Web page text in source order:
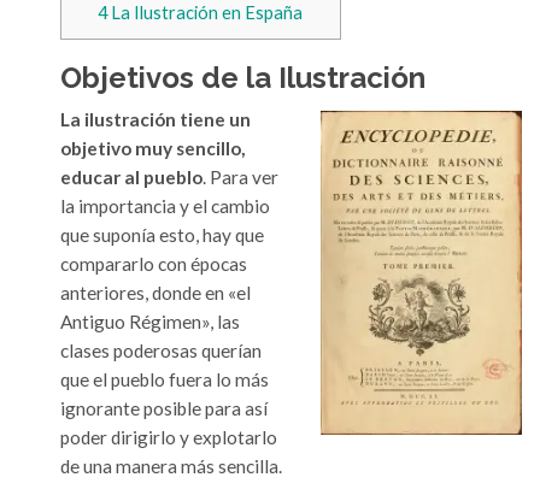
4La Ilustración en España
Objetivos de la Ilustración
La ilustración tiene un
objetivo muy sencillo,
educar al pueblo. Para ver
la importancia y el cambio
que suponía esto, hay que
compararlo con épocas
anteriores, donde en «el
Antiguo Régimen», las
clases poderosas querían
que el pueblo fuera lo más
ignorante posible para así
poder dirigirlo y explotarlo
de una manera más sencilla.